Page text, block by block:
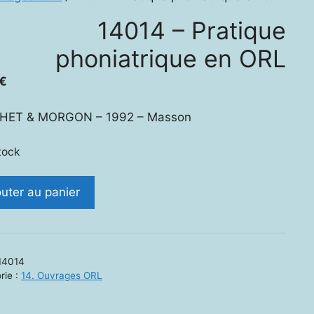
14014 – Pratique
phoniatrique en ORL
& MORGON – 1992 – Masson
au panier
: 14. Ouvrages ORL